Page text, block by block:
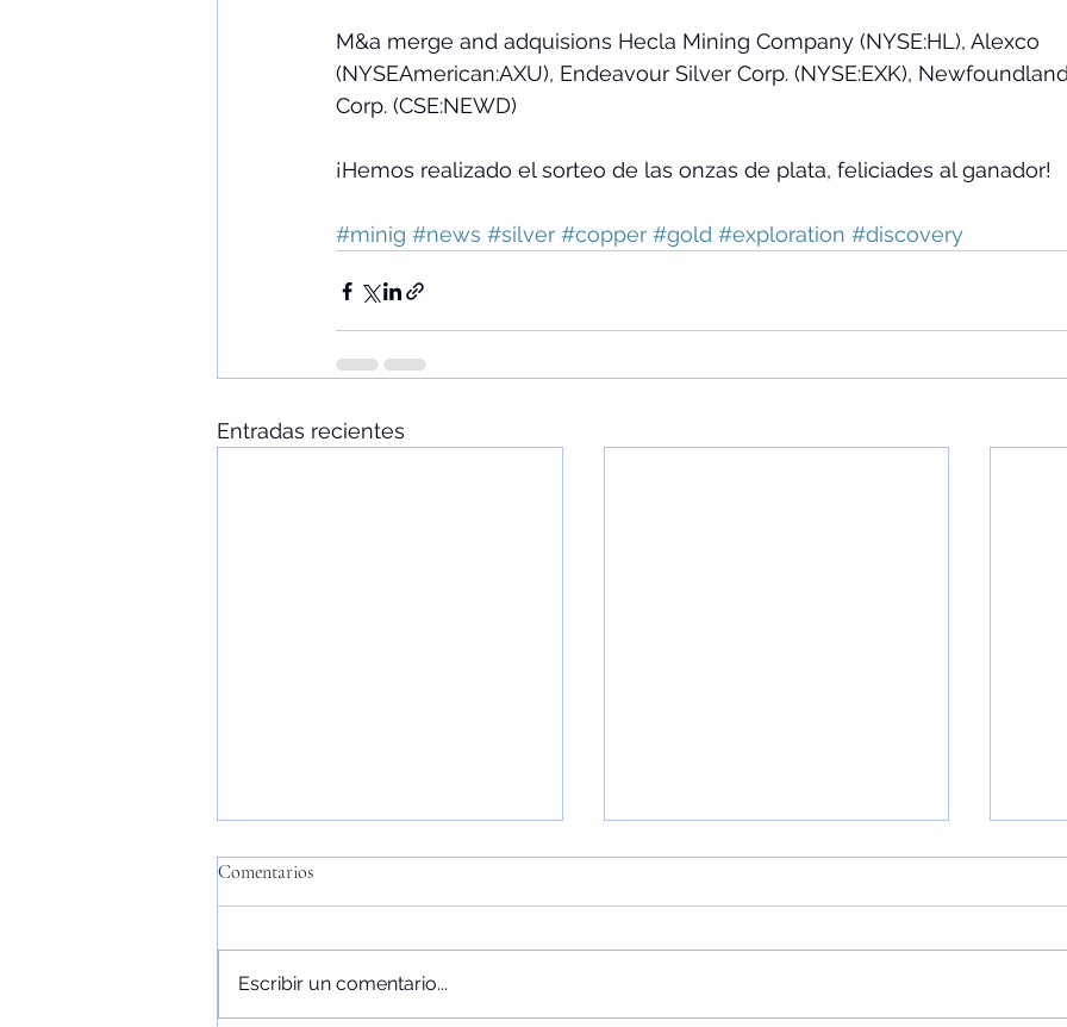
M&a merge and adquisions Hecla Mining Company (NYSE:HL), Alexco
(NYSEAmerican:AXU), Endeavour Silver Corp. (NYSE:EXK),
Corp. (CSE:NEWD)
¡Hemos realizado el sorteo de las onzas de plata, feliciades al ganador!
#minig #news #silver #copper #gold #exploration #discovery
Entradas recientes
Comentarios
Escribir un comentario...